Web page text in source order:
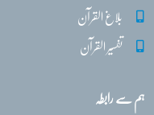
بلاغ القرآن
تفسیر القرآن
ہم سے رابطہ